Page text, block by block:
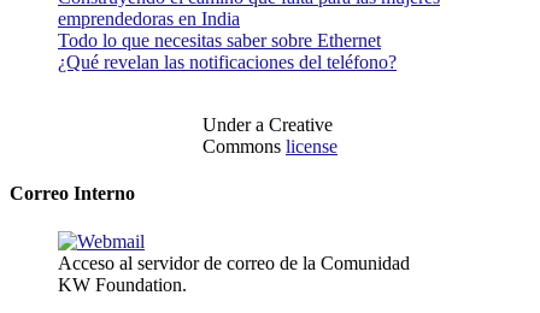
emprendedoras en India
Todo lo que necesitas saber sobre Ethernet
¿Qué revelan las notificaciones del teléfono?
Under a Creative
Commons license
Correo Interno
Acceso al servidor de correo de la Comunidad
KW Foundation.